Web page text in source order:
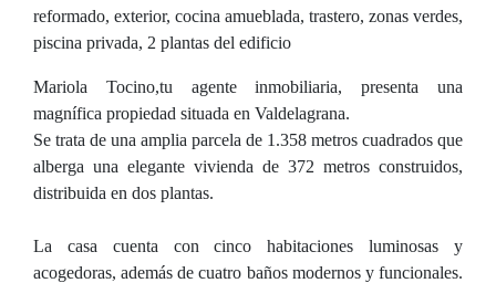
reformado, exterior, cocina amueblada, trastero, zonas verdes,
piscina privada, 2 plantas del edificio
Mariola Tocino,tu agente inmobiliaria, presenta una
magnífica propiedad situada en Valdelagrana.
Se trata de una amplia parcela de 1.358 metros cuadrados que
alberga una elegante vivienda de 372 metros construidos,
distribuida en dos plantas.
La casa cuenta con cinco habitaciones luminosas y
acogedoras, además de cuatro baños modernos y funcionales.